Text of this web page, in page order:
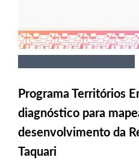
Programa Territórios
diagnóstico para
desenvolvimento da
Taquari